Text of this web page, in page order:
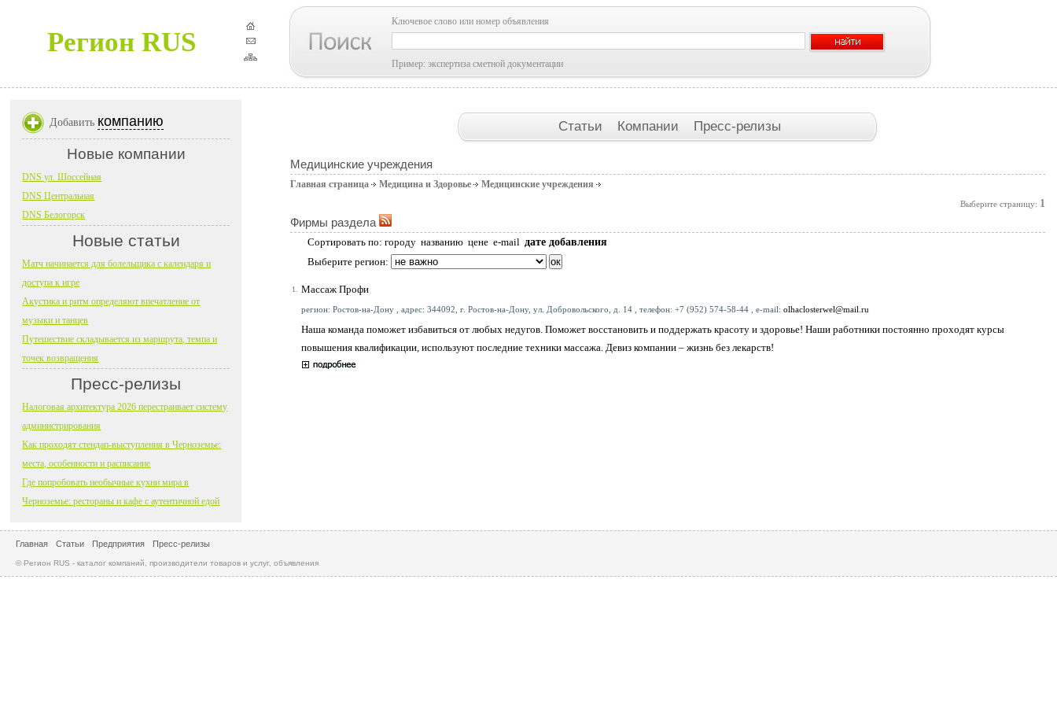
Регион RUS
Ключевое слово или номер объявления
Пример: экспертиза сметной документации
Статьи Компании Пресс-релизы
Медицинские учреждения
Главная страница Медицина и Здоровье Медицинские учреждения
Выберите страницу: 1
Фирмы раздела
Сортировать по: городу названию цене e-mail дате добавления
Выберите регион:
1. Массаж Профи
регион: Ростов-на-Дону , адрес: 344092, г. Ростов-на-Дону, ул. Добровольского, д. 14 , телефон: +7 (952) 574-58-44 , e-mail: olhaclosterwel@mail.ru
Наша команда поможет избавиться от любых недугов. Поможет восстановить и поддержать красоту и здоровье! Наши работники постоянно проходят курсы
повышения квалификации, используют последние техники массажа. Девиз компании – жизнь без лекарств!
Добавить компанию
Новые компании
DNS ул. Шоссейная
DNS Центральная
DNS Белогорск
Новые статьи
Матч начинается для болельщика с календаря и
доступа к игре
Акустика и ритм определяют впечатление от
музыки и танцев
Путешествие складывается из маршрута, темпа и
точек возвращения
Пресс-релизы
Налоговая архитектура 2026 перестраивает систему
администрирования
Как проходят стендап-выступления в Черноземье:
места, особенности и расписание
Где попробовать необычные кухни мира в
Черноземье: рестораны и кафе с аутентичной едой
Главная Статьи Предприятия Пресс-релизы
© Регион RUS - каталог компаний, производители товаров и услуг, объявления